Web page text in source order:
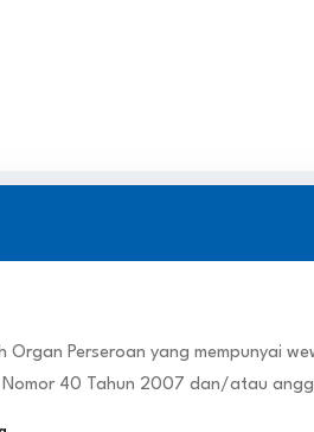
Organ Perseroan yang mempunyai
40 Tahun 2007 dan/atau